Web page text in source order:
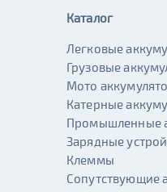
Каталог
Легковые
Грузовые
Мото
Катерные
Промышленные
Зарядные
Клеммы
Сопутствующие